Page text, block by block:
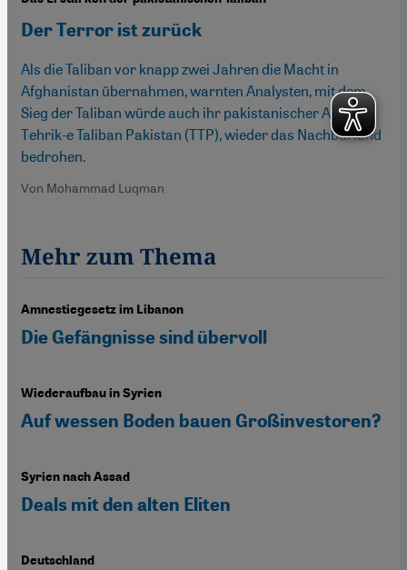
Der Terror ist zurück
Als die Taliban vor knapp zwei Jahren die Macht in
Afghanistan übernahmen, warnten Analysten, mit dem
Sieg der Taliban würde auch ihr pakistanischer Ableger,
Tehrik-e Taliban Pakistan (TTP), wieder das Nachbarland
bedrohen.
Von Mohammad Luqman
Mehr zum Thema
Amnestiegesetz im Libanon
Die Gefängnisse sind übervoll
Wiederaufbau in Syrien
Auf wessen Boden bauen Großinvestoren?
Syrien nach Assad
Deals mit den alten Eliten
Deutschland